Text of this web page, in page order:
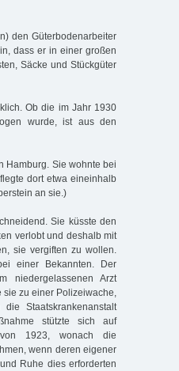
den Güterbodenarbeiter
dass er in einer großen
Säcke und Stückgüter
Ob die im Jahr 1930
wurde, ist aus den
Hamburg. Sie wohnte bei
dort etwa eineinhalb
an sie.)
Sie küsste den
verlobt und deshalb mit
sie vergiften zu wollen.
einer Bekannten. Der
niedergelassenen Arzt
zu einer Polizeiwache,
Staatskrankenanstalt
stützte sich auf
von 1923, wonach die
wenn deren eigener
Ruhe dies erforderten